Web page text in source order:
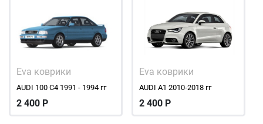
Eva коврики
AUDI 100 C4 1991 - 1994 гг
2 400 Р
Eva коврики
AUDI A1 2010-2018 гг
2 400 Р